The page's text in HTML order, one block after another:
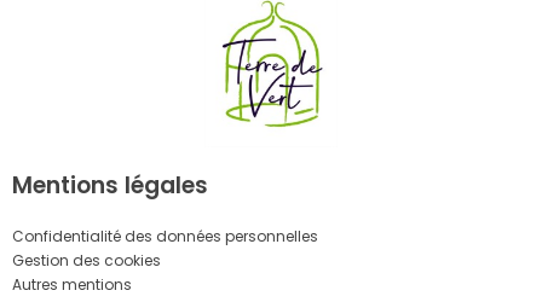
Mentions légales
Confidentialité des données personnelles
Gestion des cookies
Autres mentions